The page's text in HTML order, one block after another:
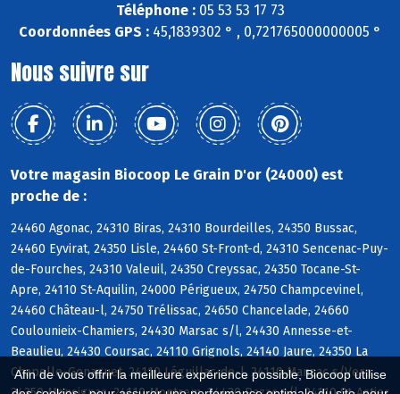
Afin de vous offrir la meilleure expérience possible, Biocoop utilise
Téléphone :05 53 53 17 73
Coordonnées GPS : 45,1839302 ° , 0,721765000000005 °
Nous suivre sur
Votre magasin Biocoop Le Grain D'or (24000) est
proche de :
24460 Agonac, 24310 Biras, 24310 Bourdeilles, 24350 Bussac,
24460 Eyvirat, 24350 Lisle, 24460 St-Front-d, 24310 Sencenac-Puy-
de-Fourches, 24310 Valeuil, 24350 Creyssac, 24350 Tocane-St-
Apre, 24110 St-Aquilin, 24000 Périgueux, 24750 Champcevinel,
24460 Château-l, 24750 Trélissac, 24650 Chancelade, 24660
Coulounieix-Chamiers, 24430 Marsac s/l, 24430 Annesse-et-
Beaulieu, 24430 Coursac, 24110 Grignols, 24140 Jaure, 24350 La
Chapelle-Gonaguet, 24110 Léguillac-de-l, 24110 Manzac s/Vern,